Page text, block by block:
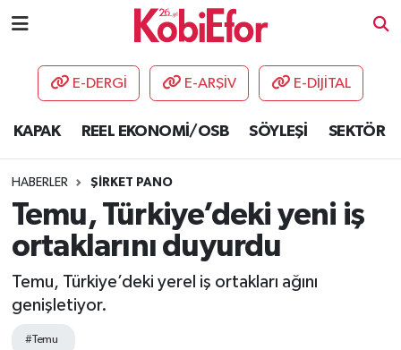
E-DERGİ E-ARŞİV E-DİJİTAL
KAPAK REEL EKONOMİ/OSB SÖYLEŞİ SEKTÖR
HABERLER ŞİRKET PANO
Temu, Türkiye’deki yeni iş
ortaklarını duyurdu
Temu, Türkiye’deki yerel iş ortakları ağını
genişletiyor.
#Temu
AKADEMİ
DESTEK-TEŞVİK
ETKİNLİK
GÜNCEL
HABERLER
KAPAK